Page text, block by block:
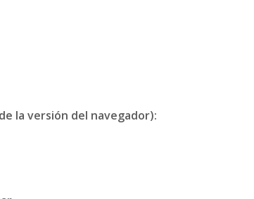
la versión del navegador):